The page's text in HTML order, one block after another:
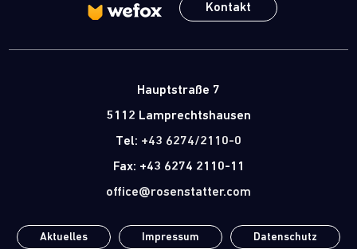
Kontakt
Hauptstraße 7
5112 Lamprechtshausen
Tel: +43 6274/2110-0
Fax: +43 6274 2110-11
office@rosenstatter.com
Aktuelles Impressum Datenschutz